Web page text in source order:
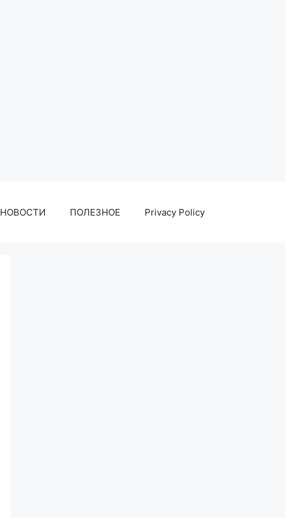
НОВОСТИ ПОЛЕЗНОЕ Privacy Policy